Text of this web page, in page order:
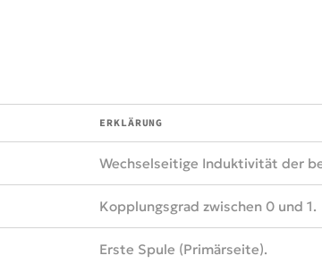
ERKLÄRUNG
Wechselseitige Induktivität der
Kopplungsgrad zwischen 0 und 1.
Erste Spule (Primärseite).